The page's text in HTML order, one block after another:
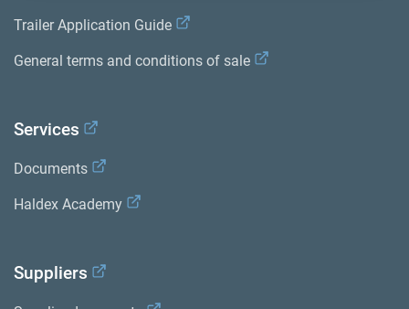
Trailer Application Guide
General terms and conditions of sale
Services
Documents
Haldex Academy
Suppliers